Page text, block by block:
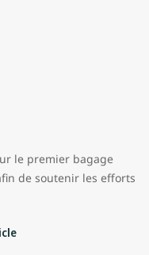
le premier bagage
de soutenir les efforts